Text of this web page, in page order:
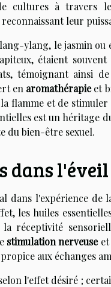
cultures à travers
leur
ylang, le jasmin ou
étaient
témoignant ainsi
en aromathérapieet
flamme et de
est un héritage
du bien-être sexuel.
dans l'éveil
l'expérience de
les huiles
réceptivité
stimulation nerveuseet
aux échanges
l'effet désiré ;